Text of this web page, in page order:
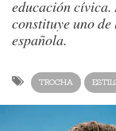
educación
constituye uno
española.
TROCHA